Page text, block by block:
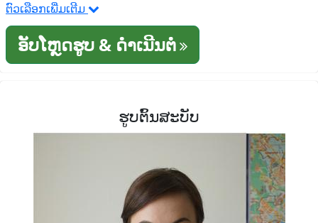
ຕົວເລືອກເພີ່ມເຕີມ
ອັບໂຫຼດຮູບ & ດໍາເນີນຕໍ່
ຮູບຕົ້ນສະບັບ